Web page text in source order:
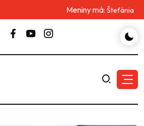
Meniny má: Štefánia